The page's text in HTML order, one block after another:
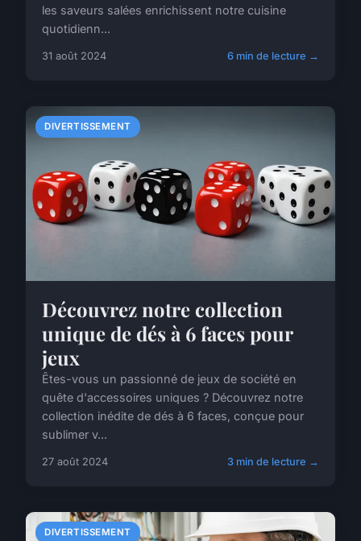
les saveurs salées enrichissent notre cuisine
quotidienn...
31 août 2024 6 min de lecture →
DIVERTISSEMENT
Découvrez notre collection
unique de dés à 6 faces pour
jeux
Êtes-vous un passionné de jeux de société en
quête d'accessoires uniques ? Découvrez notre
collection inédite de dés à 6 faces, conçue pour
sublimer v...
27 août 2024 3 min de lecture →
DIVERTISSEMENT